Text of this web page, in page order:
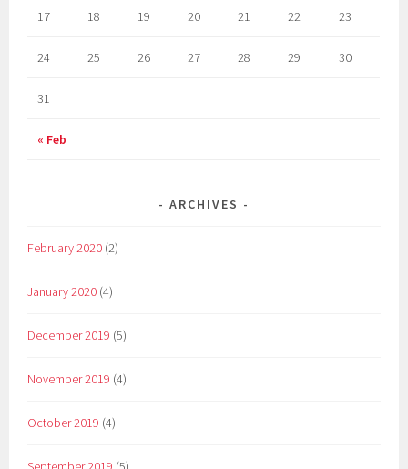
« Feb
17 18 19 20 21 22 23
24 25 26 27 28 29 30
31
ARCHIVES
February 2020 (2)
January 2020 (4)
December 2019 (5)
November 2019 (4)
October 2019 (4)